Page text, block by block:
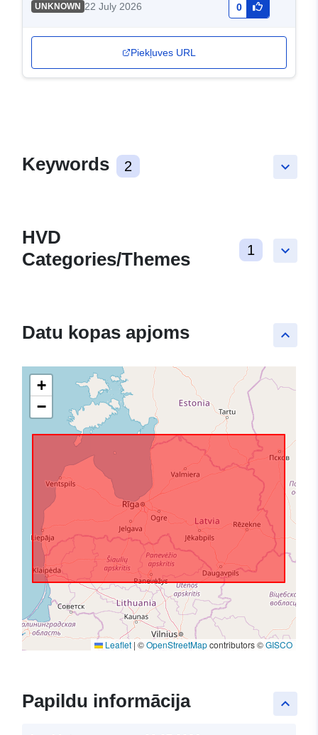
UNKNOWN 22 July 2026 0
Piekļuves URL
keyboard_arrow_down
Keywords 2
keyboard_arrow_down
HVD
Categories/Themes
1
keyboard_arrow_up
Datu kopas apjoms
+
−
Leaflet | ©OpenStreetMapcontributors ©GISCO
keyboard_arrow_up
Papildu informācija